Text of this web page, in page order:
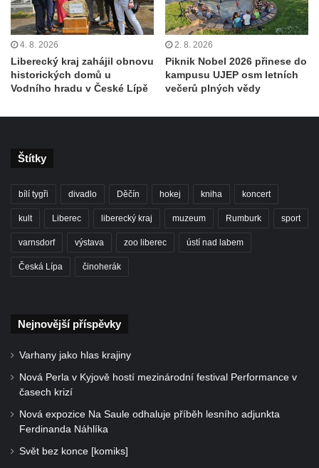
4. 8. 2026
Liberecký kraj zahájil obnovu
historických domů u
Vodního hradu v České Lípě
2. 8. 2026
Piknik Nobel 2026 přinese do
kampusu UJEP osm letních
večerů plných vědy
Štítky
bílí tygři divadlo Děčín hokej kniha koncert
kult Liberec liberecký kraj muzeum Rumburk sport
varnsdorf výstava zoo liberec ústí nad labem
Česká Lípa činoherák
Nejnovější příspěvky
Varhany jako hlas krajiny
Nová Perla v Kyjově hostí mezinárodní festival Performance v
časech krizí
Nová expozice Na Saule odhaluje příběh lesního adjunkta
Ferdinanda Náhlíka
Svět bez konce [komiks]